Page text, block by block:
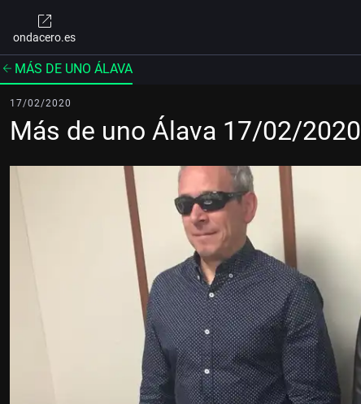
ondacero.es
MÁS DE UNO ÁLAVA
17/02/2020
Más de uno Álava 17/02/2020